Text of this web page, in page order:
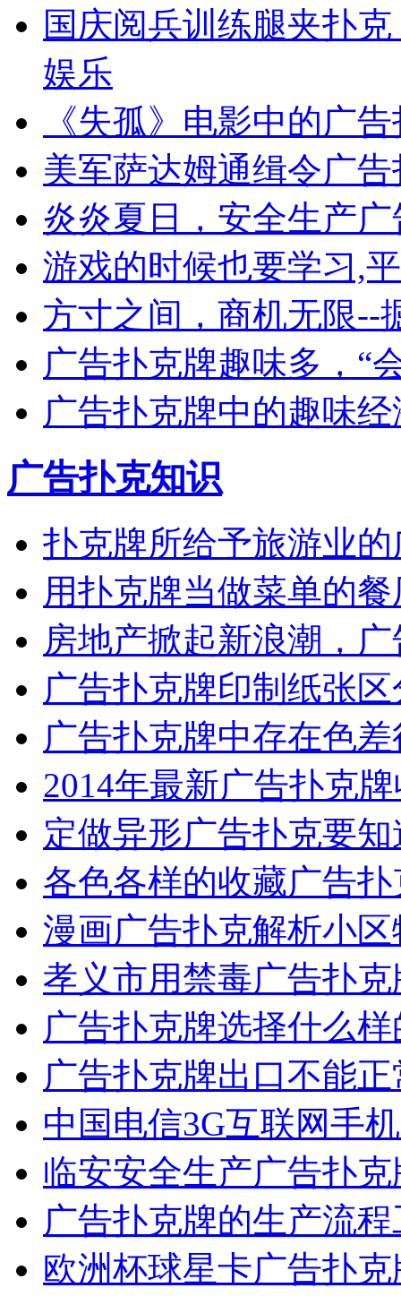
国庆阅兵训练腿夹扑
娱乐
《失孤》电影中的广
美军萨达姆通缉令广
炎炎夏日，安全生产
游戏的时候也要学习,
方寸之间，商机无限--
广告扑克牌趣味多，“
广告扑克牌中的趣味
广告扑克知识
扑克牌所给予旅游业
用扑克牌当做菜单的
房地产掀起新浪潮，
广告扑克牌印制纸张区
广告扑克牌中存在色
2014年最新广告扑克
定做异形广告扑克要
各色各样的收藏广告扑
漫画广告扑克解析小
孝义市用禁毒广告扑
广告扑克牌选择什么
广告扑克牌出口不能
中国电信3G互联网手
临安安全生产广告扑
广告扑克牌的生产流
欧洲杯球星卡广告扑